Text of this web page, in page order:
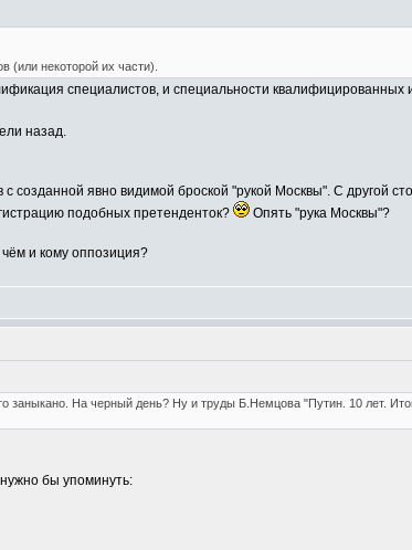
некоторой их части).
специалистов, и специальности квалифицированных
назад.
явно видимой броской "рукой Москвы". С другой
подобных претенденток?
Опять "рука Москвы"?
и кому оппозиция?
заныкано. На черный день? Ну и труды Б.Немцова "Путин. 10 лет.
бы упоминуть: